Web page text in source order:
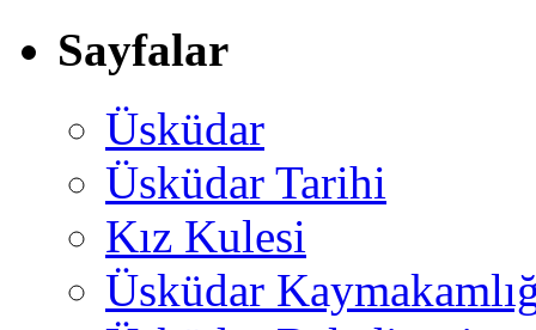
Sayfalar
Üsküdar
Üsküdar Tarihi
Kız Kulesi
Üsküdar